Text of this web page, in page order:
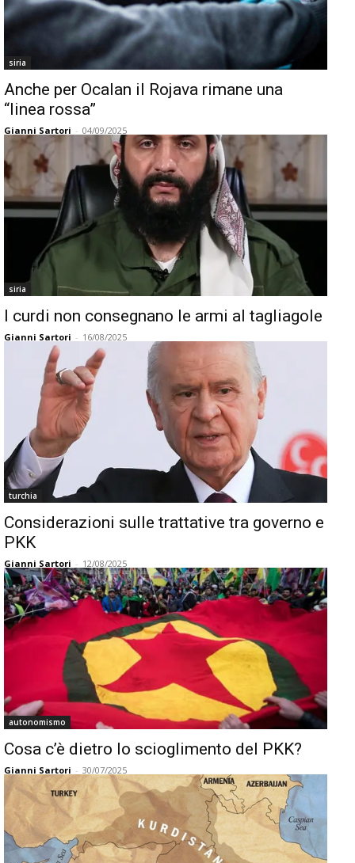
siria
Anche per Ocalan il Rojava rimane una
“linea rossa”
Gianni Sartori - 04/09/2025
siria
I curdi non consegnano le armi al tagliagole
Gianni Sartori - 16/08/2025
turchia
Considerazioni sulle trattative tra governo e
PKK
Gianni Sartori - 12/08/2025
autonomismo
Cosa c’è dietro lo scioglimento del PKK?
Gianni Sartori - 30/07/2025